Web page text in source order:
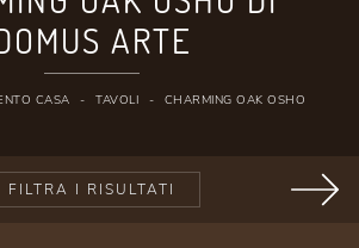
ARTE
CASA - TAVOLI - CHARMING OAK OSHO
FILTRA I RISULTATI